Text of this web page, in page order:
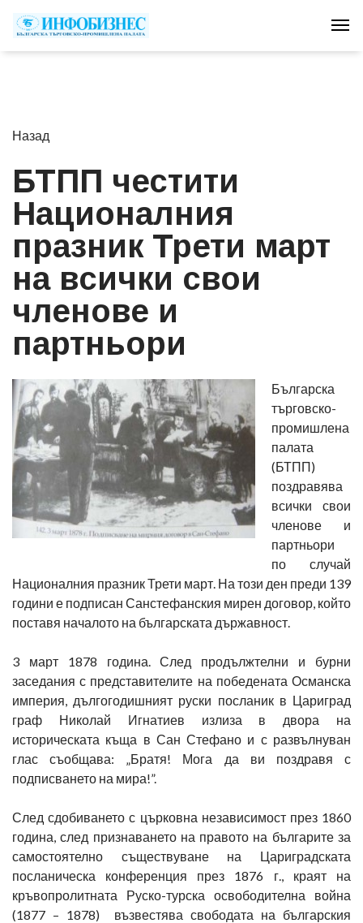
Назад
БТПП честити
Националния
празник Трети март
на всички свои
членове и
партньори
Българска
търговско-
промишлена
палата
(БТПП)
поздравява
всички свои
членове и
партньори
по случай
Националния празник Трети март. На този ден преди 139
години е подписан Санстефанския мирен договор, който
поставя началото на българската държавност.
3 март 1878 година. След продължтелни и бурни
заседания с представителите на победената Османска
империя, дългогодишният руски посланик в Цариград
граф Николай Игнатиев излиза в двора на
историческата къща в Сан Стефано и с развълнуван
глас съобщава: „Братя! Мога да ви поздравя с
подписването на мира!”.
След сдобиването с църковна независимост през 1860
година, след признаването на правото на българите за
самостоятелно съществуване на Цариградската
посланическа конференция през 1876 г., краят на
кръвопролитната Руско-турска освободителна война
(1877 – 1878) възвестява свободата на българския